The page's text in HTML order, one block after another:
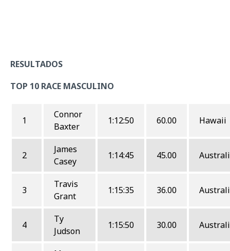
RESULTADOS
TOP 10 RACE MASCULINO
1
Connor
Baxter
1:12:50 60.00 Hawaii
2
James
Casey
1:14:45 45.00
3
Travis
Grant
1:15:35 36.00
4
Ty
Judson
1:15:50 30.00